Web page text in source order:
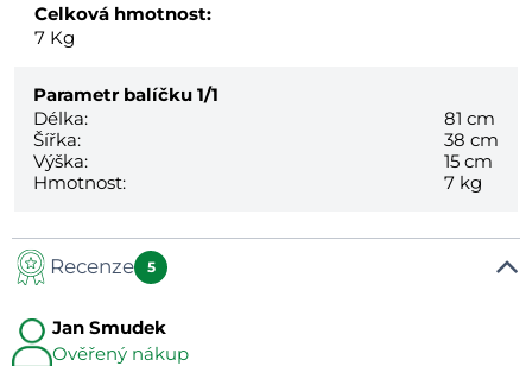
Celková hmotnost:
7 Kg
Parametr balíčku 1/1
Délka:
81 cm
Šířka:
38 cm
Výška:
15 cm
Hmotnost:
7 kg
Recenze 5
Jan Smudek
Ověřený nákup